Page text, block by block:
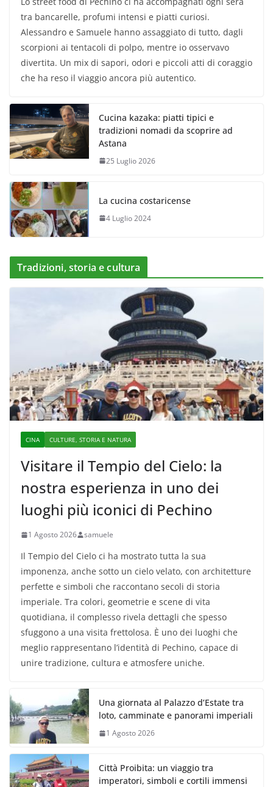
tra bancarelle, profumi intensi e piatti curiosi.
Alessandro e Samuele hanno assaggiato di tutto, dagli
scorpioni ai tentacoli di polpo, mentre io osservavo
divertita. Un mix di sapori, odori e piccoli atti di coraggio
che ha reso il viaggio ancora più autentico.
Cucina kazaka: piatti tipici e
tradizioni nomadi da scoprire ad
Astana
25 Luglio 2026
La cucina costaricense
4 Luglio 2024
Tradizioni, storia e cultura
CINA CULTURE, STORIA E NATURA
Visitare il Tempio del Cielo: la
nostra esperienza in uno dei
luoghi più iconici di Pechino
1 Agosto 2026 samuele
Il Tempio del Cielo ci ha mostrato tutta la sua
imponenza, anche sotto un cielo velato, con architetture
perfette e simboli che raccontano secoli di storia
imperiale. Tra colori, geometrie e scene di vita
quotidiana, il complesso rivela dettagli che spesso
sfuggono a una visita frettolosa. È uno dei luoghi che
meglio rappresentano l’identità di Pechino, capace di
unire tradizione, cultura e atmosfere uniche.
Una giornata al Palazzo d’Estate tra
loto, camminate e panorami imperiali
1 Agosto 2026
Città Proibita: un viaggio tra
imperatori, simboli e cortili immensi